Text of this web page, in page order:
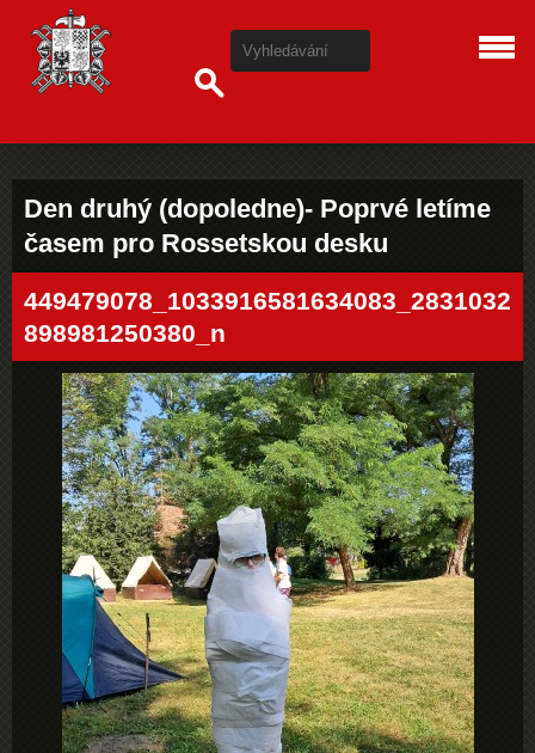
Den druhý (dopoledne)- Poprvé letíme
časem pro Rossetskou desku
449479078_1033916581634083_2831032
898981250380_n